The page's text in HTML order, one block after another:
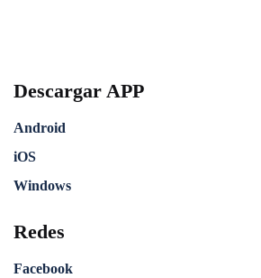
Descargar APP
Android
iOS
Windows
Redes
Facebook